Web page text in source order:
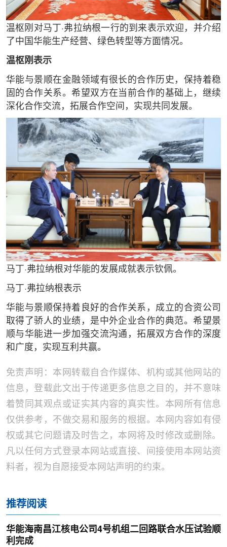
温枢刚对马丁·弗拉纳根一行的到来表示欢迎，并介绍
了中国华能生产经营、绿色转型等方面情况。
温枢刚表示
华能与景顺在金融领域有很长的合作历史，保持着稳
固的合作关系。希望双方在当前合作的基础上，继续
深化合作交流，拓展合作空间，实现共同发展。
马丁·弗拉纳根对华能的发展成就表示钦佩。
马丁·弗拉纳根表示
华能与景顺保持着良好的合作关系，成立的合资公司
取得了骄人的业绩，是中外企业合作的典范。希望景
顺与华能进一步加强交流沟通，拓展双方合作的深度
和广度，实现互利共赢。
免责声明：本网转载自合作媒体、机构或其他网站的
信息，登载此文出于传递更多信息之目的，并不意味
着赞同其观点或证实其内容的真实性。本网所有信息
仅供参考，不做交易和服务的根据。本网内容如有侵
权或其它问题请及时告之，本网将及时修改或删除。
凡以任何方式登录本网站或直接、间接使用本网站资
料者，视为自愿接受本网站声明的约束。
推荐阅读
华能海南昌江核电公司4号机组二回路联合水压试验顺
利完成